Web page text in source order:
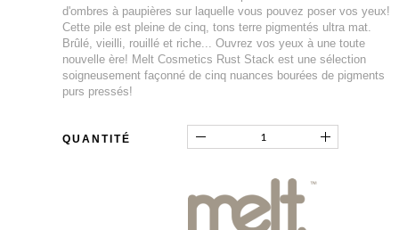
d'ombres à paupières sur laquelle vous pouvez poser vos yeux!
Cette pile est pleine de cinq, tons terre pigmentés ultra mat.
Brûlé, vieilli, rouillé et riche... Ouvrez vos yeux à une toute
nouvelle ère! Melt Cosmetics Rust Stack est une sélection
soigneusement façonné de cinq nuances bourées de pigments
purs pressés!
QUANTITÉ